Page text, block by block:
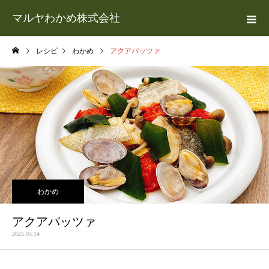
マルヤわかめ株式会社
レシピ わかめ アクアパッツァ
わかめ
アクアパッツァ
2025.05.14